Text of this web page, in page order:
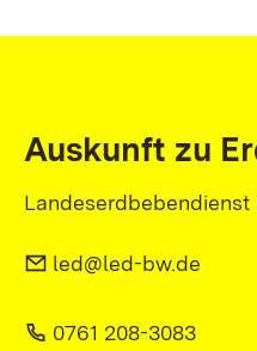
Auskunft zu
led@led-bw.de
0761 208-3083